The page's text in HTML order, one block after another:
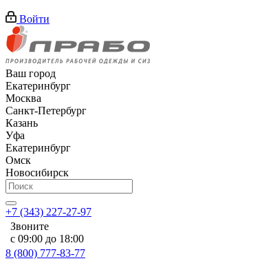
Войти
Ваш город
Екатеринбург
Москва
Санкт-Петербург
Казань
Уфа
Екатеринбург
Омск
Новосибирск
+7 (343) 227-27-97
Звоните
с 09:00 до 18:00
8 (800) 777-83-77